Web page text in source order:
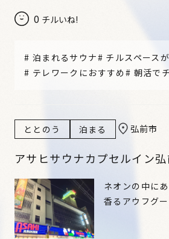
0 チルいね!
# 泊まれるサウナ# チルスペース
# テレワークにおすすめ # 朝活で
ととのう 泊まる 弘前市
アサヒサウナカプセルイン弘
ネオンの中に
香るアウフグ